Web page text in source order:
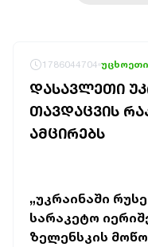
1786044704 უცხოეთი
ᲓᲐᲡᲐᲕᲚᲔᲗᲘ
ᲗᲐᲕᲓᲐᲪᲕᲘᲡ
ᲐᲛᲪᲘᲠᲔᲑᲡ
„უკრაინაში
სარაკეტო
ზელენსკის